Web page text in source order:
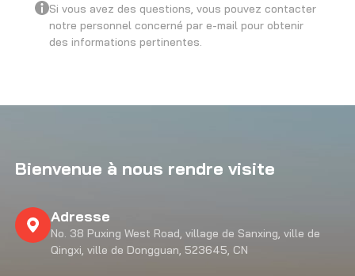
Si vous avez des questions, vous pouvez contacter
notre personnel concerné par e-mail pour obtenir
des informations pertinentes.
Bienvenue à nous rendre visite
Adresse
No. 38 Puxing West Road, village de Sanxing, ville de
Qingxi, ville de Dongguan, 523645, CN